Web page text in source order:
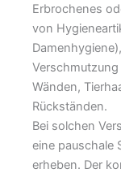
Erbrochenes
von
Wänden,
Rückständen.
Bei solchen
eine pauschale
erheben. Der